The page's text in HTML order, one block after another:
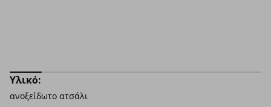
Υλικό:
ανοξείδωτο ατσάλι